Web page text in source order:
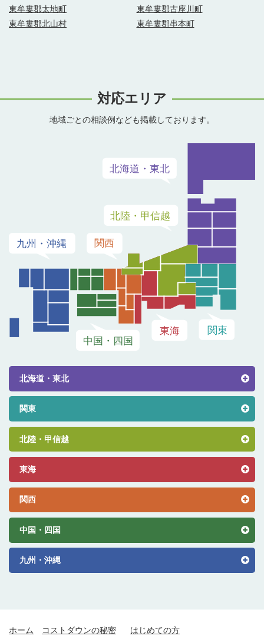
東牟婁郡太地町
東牟婁郡古座川町
東牟婁郡北山村
東牟婁郡串本町
対応エリア
地域ごとの相談例なども掲載しております。
北海道・東北
関東
北陸・甲信越
東海
関西
中国・四国
九州・沖縄
ホーム コストダウンの秘密 はじめての方